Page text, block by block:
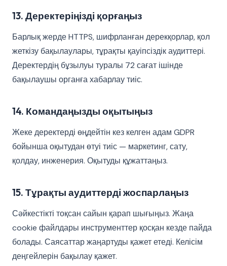
13. Деректеріңізді қорғаңыз
Барлық жерде HTTPS, шифрланған дерекқорлар, қол
жеткізу бақылаулары, тұрақты қауіпсіздік аудиттері.
Деректердің бұзылуы туралы 72 сағат ішінде
бақылаушы органға хабарлау тиіс.
14. Командаңызды оқытыңыз
Жеке деректерді өңдейтін кез келген адам GDPR
бойынша оқытудан өтуі тиіс — маркетинг, сату,
қолдау, инженерия. Оқытуды құжаттаңыз.
15. Тұрақты аудиттерді жоспарлаңыз
Сәйкестікті тоқсан сайын қарап шығыңыз. Жаңа
cookie файлдары инструменттер қосқан кезде пайда
болады. Саясаттар жаңартуды қажет етеді. Келісім
деңгейлерін бақылау қажет.